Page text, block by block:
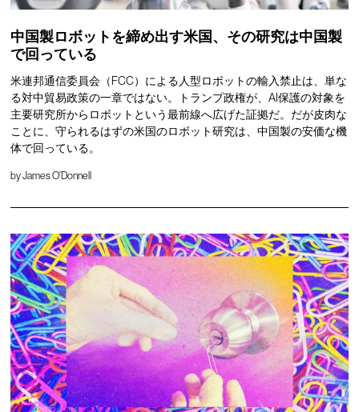
中国製ロボットを締め出す米国、その研究は中国製
で回っている
米連邦通信委員会（FCC）による人型ロボットの輸入禁止は、単な
る対中貿易政策の一章ではない。トランプ政権が、AI保護の対象を
主要研究所からロボットという最前線へ広げた証拠だ。だが皮肉な
ことに、守られるはずの米国のロボット研究は、中国製の安価な機
体で回っている。
byJames O'Donnell